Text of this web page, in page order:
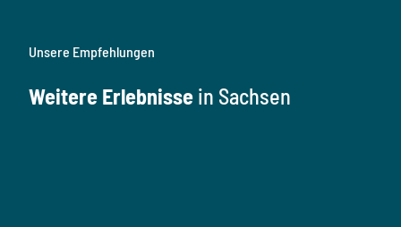
Unsere Empfehlungen
Weitere Erlebnisse in Sachsen